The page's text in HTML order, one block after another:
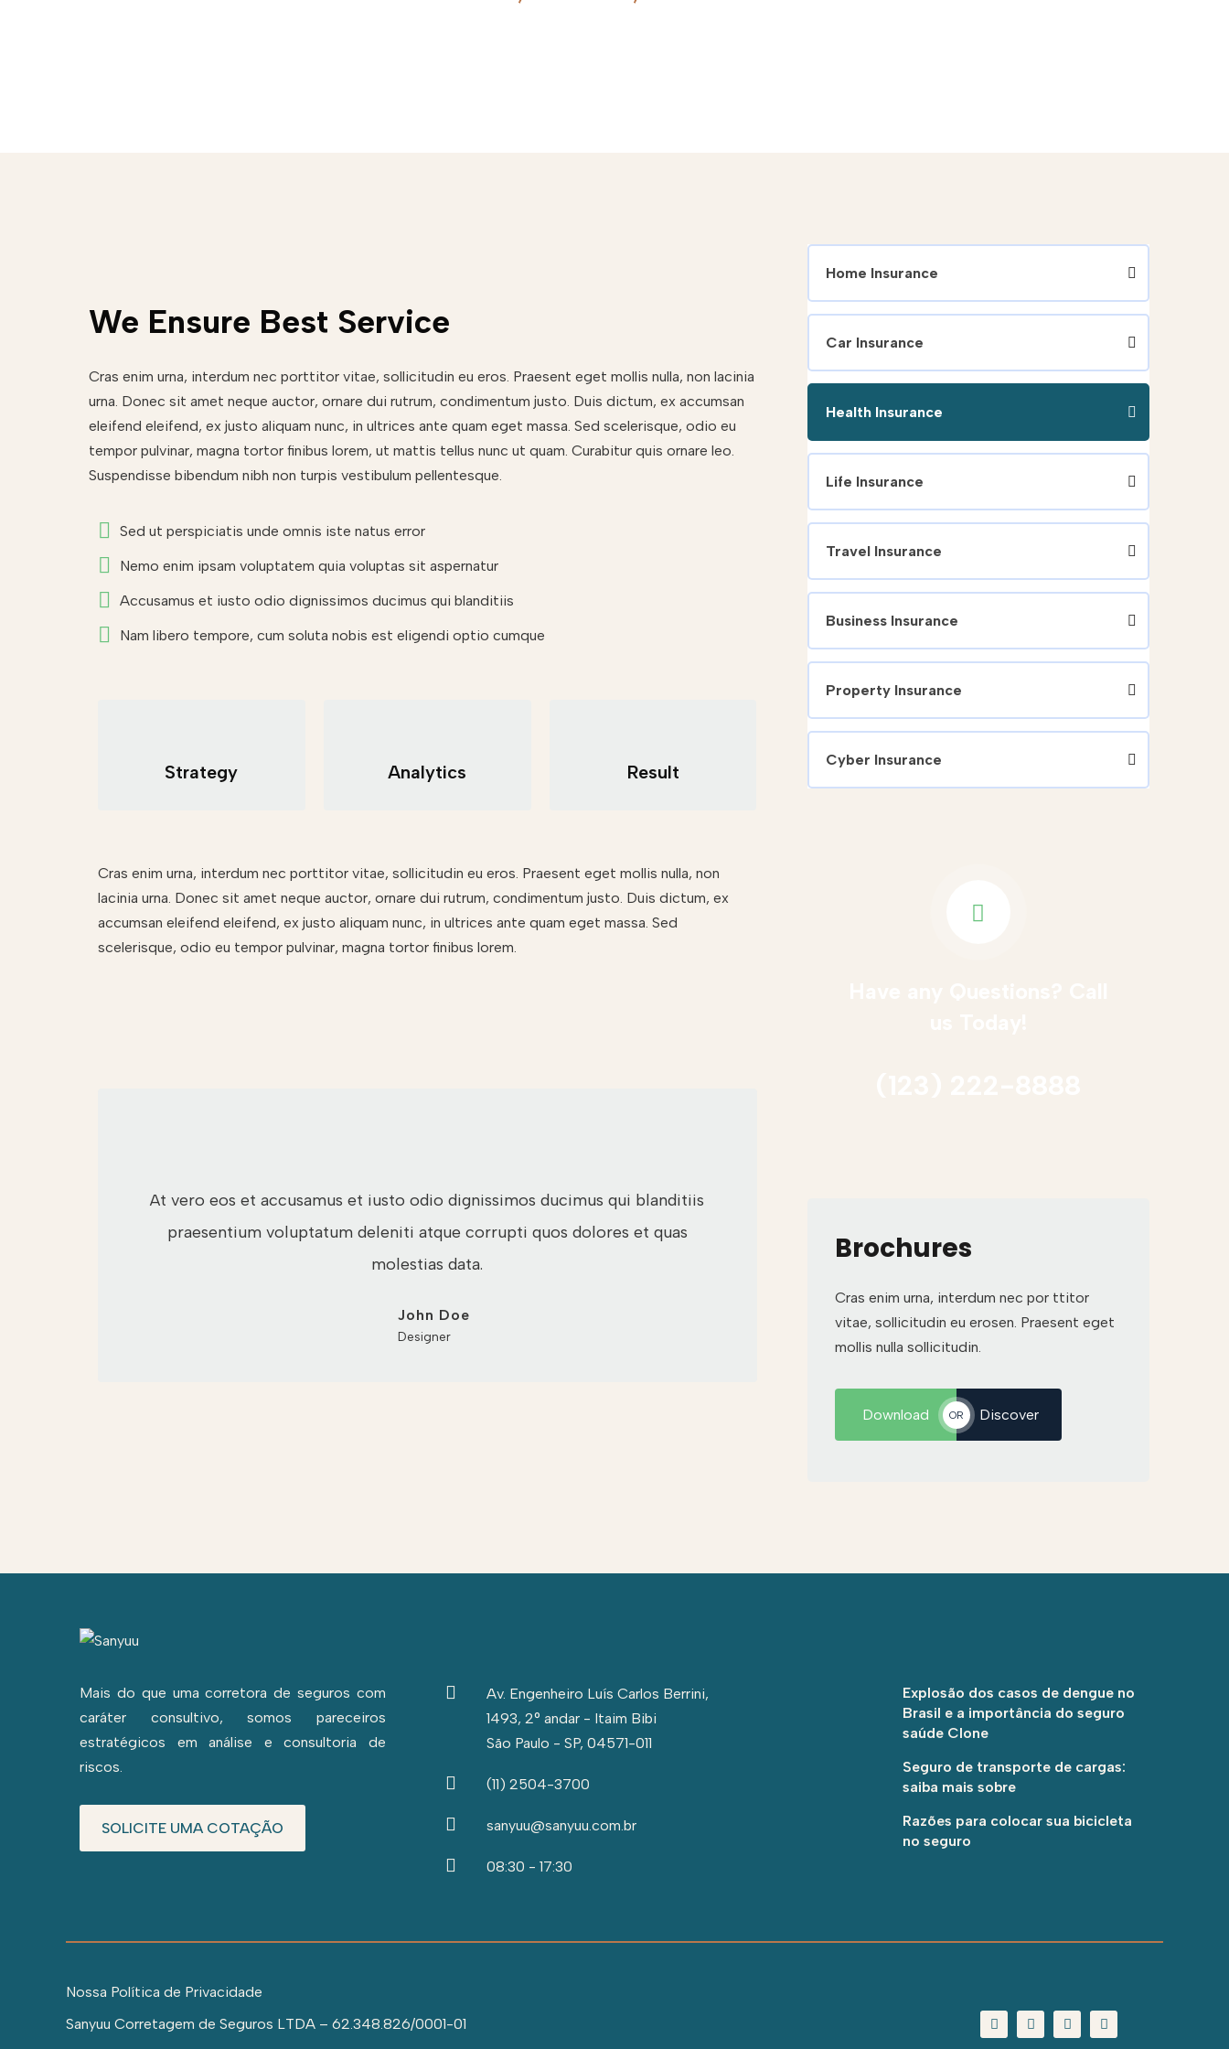
We Ensure Best Service
Cras enim urna, interdum nec porttitor vitae, sollicitudin eu eros. Praesent eget mollis nulla, non lacinia
urna. Donec sit amet neque auctor, ornare dui rutrum, condimentum justo. Duis dictum, ex accumsan
eleifend eleifend, ex justo aliquam nunc, in ultrices ante quam eget massa. Sed scelerisque, odio eu
tempor pulvinar, magna tortor finibus lorem, ut mattis tellus nunc ut quam. Curabitur quis ornare leo.
Suspendisse bibendum nibh non turpis vestibulum pellentesque.
Sed ut perspiciatis unde omnis iste natus error
Nemo enim ipsam voluptatem quia voluptas sit aspernatur
Accusamus et iusto odio dignissimos ducimus qui blanditiis
Nam libero tempore, cum soluta nobis est eligendi optio cumque
Strategy Analytics Result
Cras enim urna, interdum nec porttitor vitae, sollicitudin eu eros. Praesent eget mollis nulla, non
lacinia urna. Donec sit amet neque auctor, ornare dui rutrum, condimentum justo. Duis dictum, ex
accumsan eleifend eleifend, ex justo aliquam nunc, in ultrices ante quam eget massa. Sed
scelerisque, odio eu tempor pulvinar, magna tortor finibus lorem.
At vero eos et accusamus et iusto odio dignissimos ducimus qui blanditiis
praesentium voluptatum deleniti atque corrupti quos dolores et quas
molestias data.
John Doe
Designer
Home Insurance
Car Insurance
Health Insurance
Life Insurance
Travel Insurance
Business Insurance
Property Insurance
Cyber Insurance
Brochures
Cras enim urna, interdum nec por ttitor
vitae, sollicitudin eu erosen. Praesent eget
mollis nulla sollicitudin.
Download OR Discover
Mais do que uma corretora de seguros com
caráter consultivo, somos pareceiros
estratégicos em análise e consultoria de
riscos.
SOLICITE UMA COTAÇÃO
Av. Engenheiro Luís Carlos Berrini,
1493, 2° andar - Itaim Bibi
São Paulo - SP, 04571-011
(11) 2504-3700
sanyuu@sanyuu.com.br
08:30 - 17:30
Explosão dos casos de dengue no
Brasil e a importância do seguro
saúde Clone
Seguro de transporte de cargas:
saiba mais sobre
Razões para colocar sua bicicleta
no seguro
Nossa Política de Privacidade
Sanyuu Corretagem de Seguros LTDA – 62.348.826/0001-01